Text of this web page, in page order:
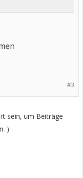
#3
sein, um Beiträge
)